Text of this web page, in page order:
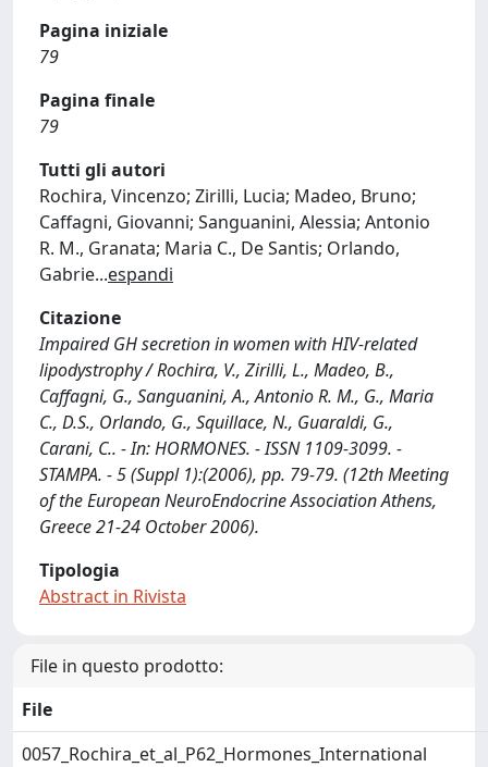
Pagina iniziale
79
Pagina finale
79
Tutti gli autori
Rochira, Vincenzo; Zirilli, Lucia; Madeo, Bruno;
Caffagni, Giovanni; Sanguanini, Alessia; Antonio
R. M., Granata; Maria C., De Santis; Orlando,
Gabrie...espandi
Citazione
Impaired GH secretion in women with HIV-related
lipodystrophy / Rochira, V., Zirilli, L., Madeo, B.,
Caffagni, G., Sanguanini, A., Antonio R. M., G., Maria
C., D.S., Orlando, G., Squillace, N., Guaraldi, G.,
Carani, C.. - In: HORMONES. - ISSN 1109-3099. -
STAMPA. - 5 (Suppl 1):(2006), pp. 79-79. (12th Meeting
of the European NeuroEndocrine Association Athens,
Greece 21-24 October 2006).
Tipologia
Abstract in Rivista
File in questo prodotto:
File
0057_Rochira_et_al_P62_Hormones_International